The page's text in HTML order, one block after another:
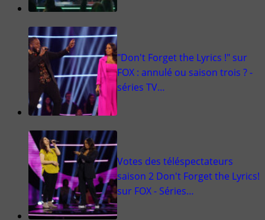
"Don't Forget the Lyrics !" sur
FOX : annulé ou saison trois ? -
séries TV…
Votes des téléspectateurs
saison 2 Don't Forget the Lyrics!
sur FOX - Séries…